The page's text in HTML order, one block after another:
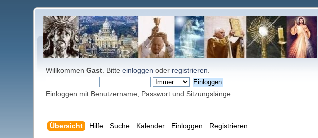
WillkommenGast . Bitteeinloggen oder registrieren
Einloggen mit Benutzername, Passwort und Sitzungslänge
Übersicht Hilfe Suche Kalender Einloggen Registrieren